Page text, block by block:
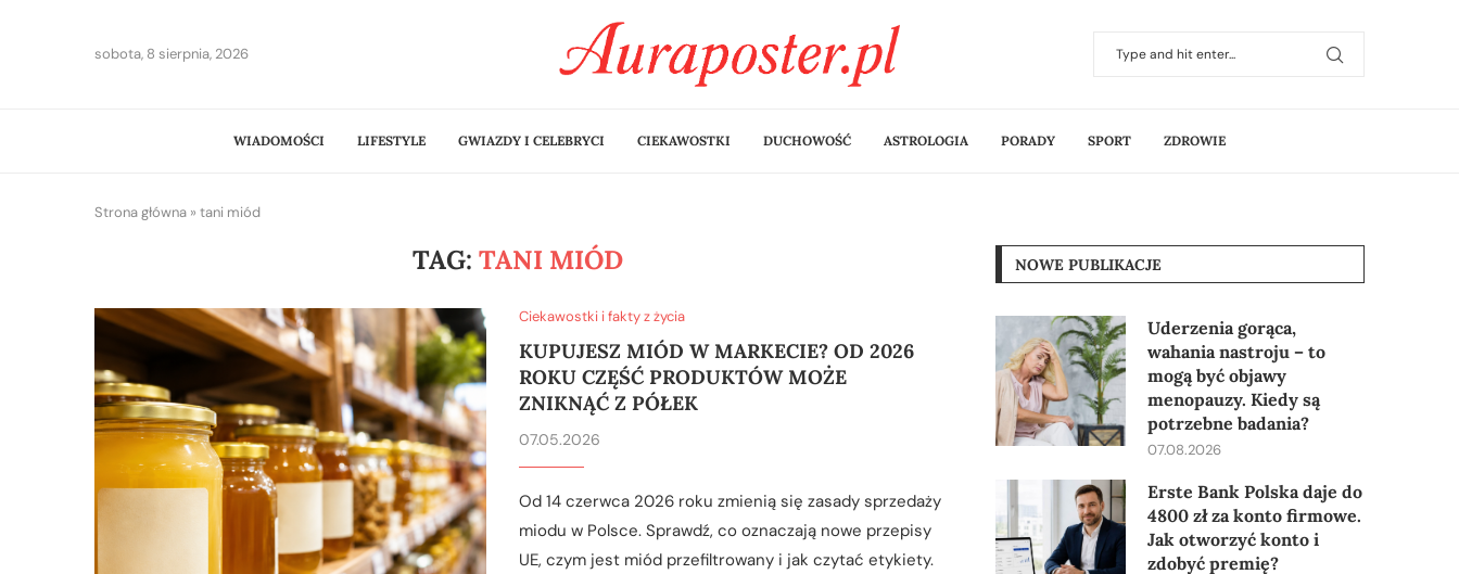
sobota, 8 sierpnia, 2026
WIADOMOŚCI LIFESTYLE GWIAZDY I CELEBRYCI CIEKAWOSTKI DUCHOWOŚĆ ASTROLOGIA PORADY SPORT ZDROWIE
Strona główna » tani miód
TAG: TANI MIÓD
Ciekawostki i fakty z życia
KUPUJESZ MIÓD W MARKECIE? OD 2026
ROKU CZĘŚĆ PRODUKTÓW MOŻE
ZNIKNĄĆ Z PÓŁEK
07.05.2026
Od 14 czerwca 2026 roku zmienią się zasady sprzedaży
miodu w Polsce. Sprawdź, co oznaczają nowe przepisy
UE, czym jest miód przefiltrowany i jak czytać etykiety.
NOWE PUBLIKACJE
Uderzenia gorąca,
wahania nastroju – to
mogą być objawy
menopauzy. Kiedy są
potrzebne badania?
07.08.2026
Erste Bank Polska daje do
4800 zł za konto firmowe.
Jak otworzyć konto i
zdobyć premię?